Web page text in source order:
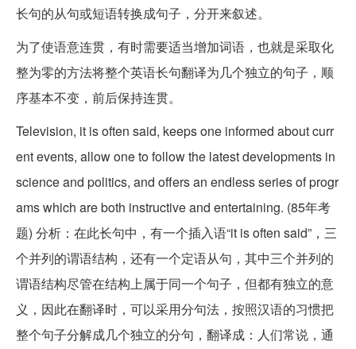
长句的从句或短语转换成句子，分开来叙述。
为了使语意连贯，有时需要适当增加词语，也就是采取化
整为零的方法将整个英语长句翻译为几个独立的句子，顺
序基本不变，前后保持连贯。
Television, it is often said, keeps one informed about curr
ent events, allow one to follow the latest developments in
science and politics, and offers an endless series of progr
ams which are both instructive and entertaining. (85年考
题) 分析：在此长句中，有一个插入语“it is often said”，三
个并列的谓语结构，还有一个定语从句，其中三个并列的
谓语结构尽管在结构上属于同一个句子，但都有独立的意
义，因此在翻译时，可以采用分句法，按照汉语的习惯把
整个句子分解成几个独立的分句，翻译成：人们常说，通